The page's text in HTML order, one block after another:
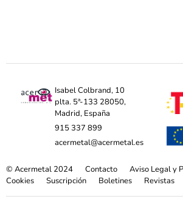
Isabel Colbrand, 10
plta. 5ª-133 28050,
Madrid, España
915 337 899
acermetal@acermetal.es
© Acermetal 2024 Contacto
Aviso Legal y
Cookies
Suscripción Boletines Revistas